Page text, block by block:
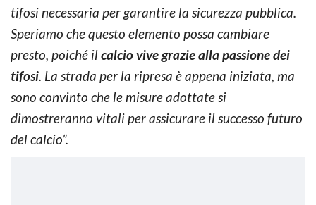
tifosi necessaria per garantire la sicurezza pubblica.
Speriamo che questo elemento possa cambiare
presto, poiché ilcalcio vive grazie alla passione dei
tifosi. La strada per la ripresa è appena iniziata, ma
sono convinto che le misure adottate si
dimostreranno vitali per assicurare il successo futuro
del calcio”.